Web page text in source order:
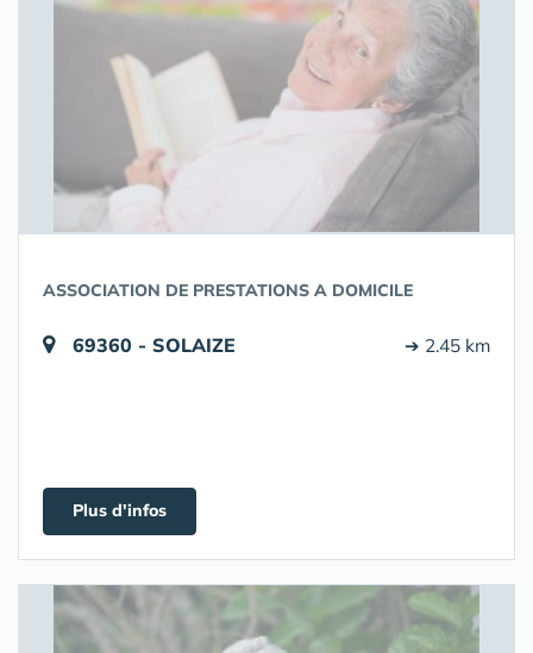
ASSOCIATION DE PRESTATIONS A DOMICILE
69360 - SOLAIZE ➔ 2.45 km
Plus d'infos